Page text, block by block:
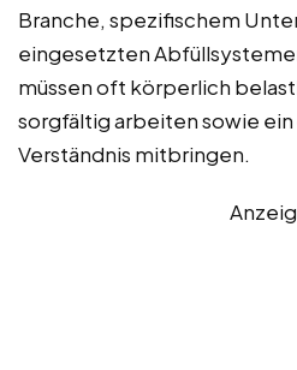
Branche, spezifischem
eingesetzten
müssen oft körperlich
sorgfältig arbeiten sowie
Verständnis mitbringen.